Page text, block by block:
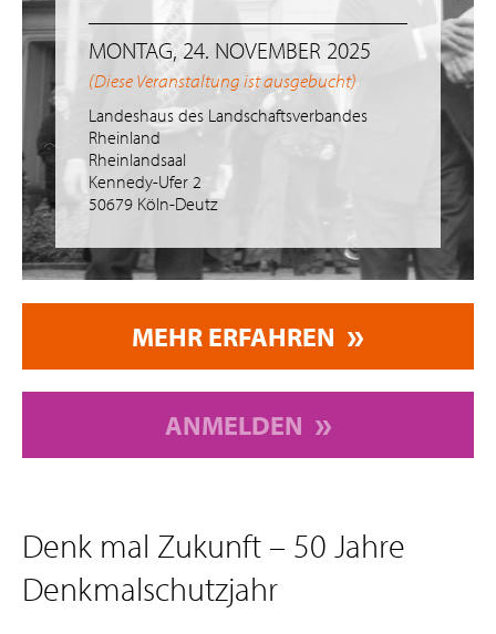
MONTAG, 24. NOVEMBER 2025
(Diese Veranstaltung ist ausgebucht)
Landeshaus des Landschaftsverbandes
Rheinland
Rheinlandsaal
Kennedy-Ufer 2
50679 Köln-Deutz
MEHR ERFAHREN
ANMELDEN
Denk mal Zukunft – 50 Jahre
Denkmalschutzjahr